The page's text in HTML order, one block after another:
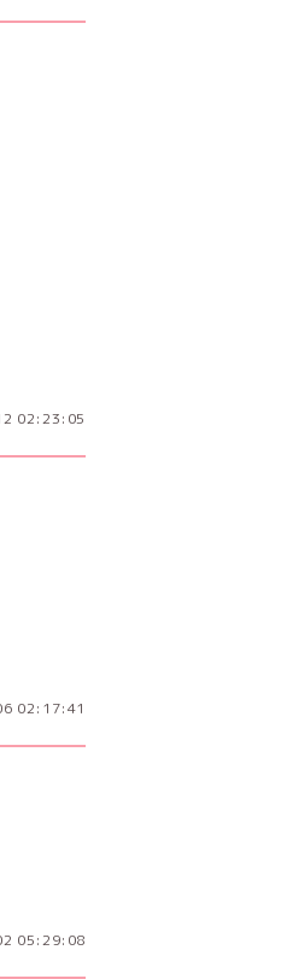
02:23:05
02:17:41
05:29:08